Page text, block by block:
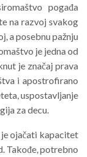
pogađa
na razvoj svakog
a posebnu pažnju
je jedna od
je značaj prava
i apostrofirano
uspostavljanje
za decu.
ojačati kapacitet
Takođe, potrebno